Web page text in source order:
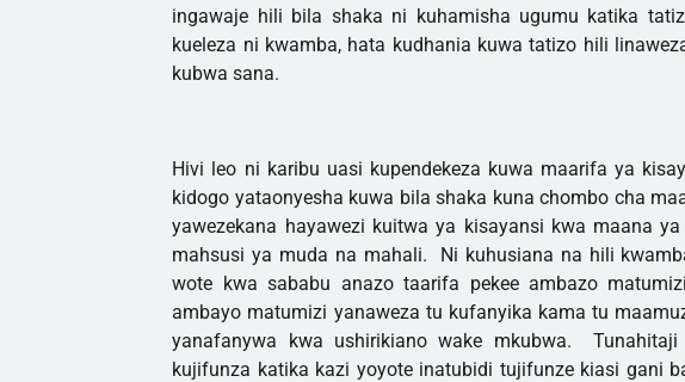
ingawaje hili bila shaka ni kuhamisha ugumu katika
kueleza ni kwamba, hata kudhania kuwa tatizo hili
kubwa sana.
Hivi leo ni karibu uasi kupendekeza kuwa maarifa ya
kidogo yataonyesha kuwa bila shaka kuna chombo cha
yawezekana hayawezi kuitwa ya kisayansi kwa maana
mahsusi ya muda na mahali. Ni kuhusiana na hili
wote kwa sababu anazo taarifa pekee ambazo
ambayo matumizi yanaweza tu kufanyika kama tu
yanafanywa kwa ushirikiano wake mkubwa.
kujifunza katika kazi yoyote inatubidi tujifunze kiasi gani